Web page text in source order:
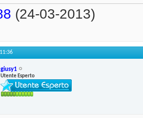
(24-03-2013)
11:36
giusy1
Utente Esperto